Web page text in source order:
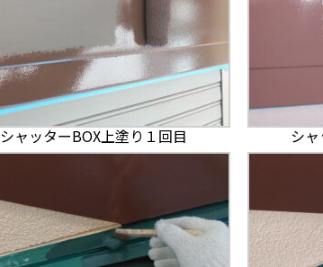
シャッターBOX上塗り１回目 シ